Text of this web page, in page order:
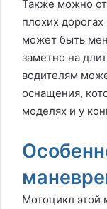
Также можно
плохих
может быть
заметно на
водителям
оснащения,
моделях и у
Мотоцикл этой